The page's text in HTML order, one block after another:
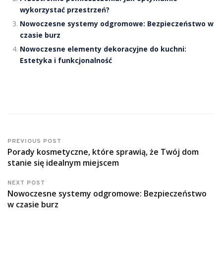
wykorzystać przestrzeń?
Nowoczesne systemy odgromowe: Bezpieczeństwo w
czasie burz
Nowoczesne elementy dekoracyjne do kuchni:
Estetyka i funkcjonalność
PREVIOUS POST
Porady kosmetyczne, które sprawią, że Twój dom
stanie się idealnym miejscem
NEXT POST
Nowoczesne systemy odgromowe: Bezpieczeństwo
w czasie burz